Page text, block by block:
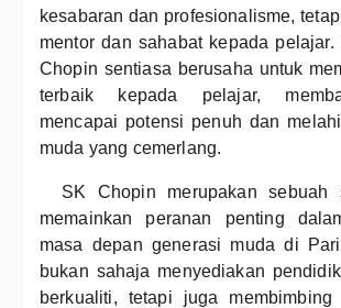
kesabaran dan profesionalisme,
mentor dan sahabat kepada pelajar.
Chopin sentiasa berusaha untuk
terbaik kepada pelajar,
mencapai potensi penuh dan
muda yang cemerlang.
SK Chopin merupakan sebuah
memainkan peranan penting
masa depan generasi muda di
bukan sahaja menyediakan
berkualiti, tetapi juga